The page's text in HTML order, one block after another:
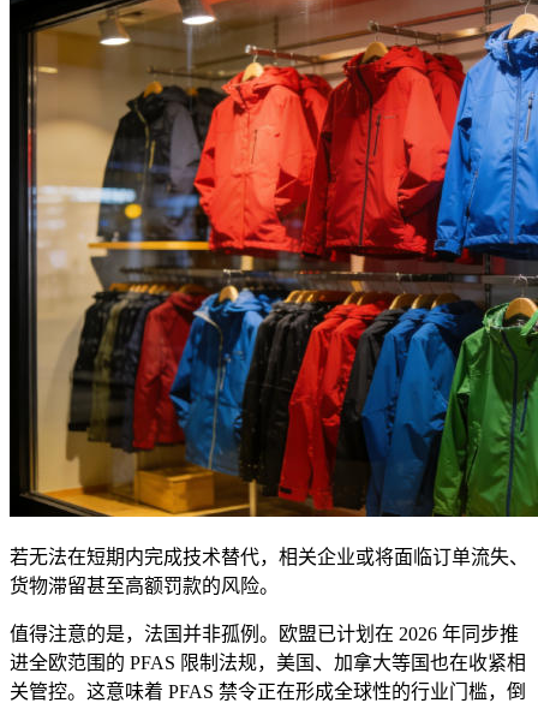
若无法在短期内完成技术替代，相关企业或将面临订单流失、
货物滞留甚至高额罚款的风险。
值得注意的是，法国并非孤例。欧盟已计划在 2026 年同步推
进全欧范围的 PFAS 限制法规，美国、加拿大等国也在收紧相
关管控。这意味着 PFAS 禁令正在形成全球性的行业门槛，倒